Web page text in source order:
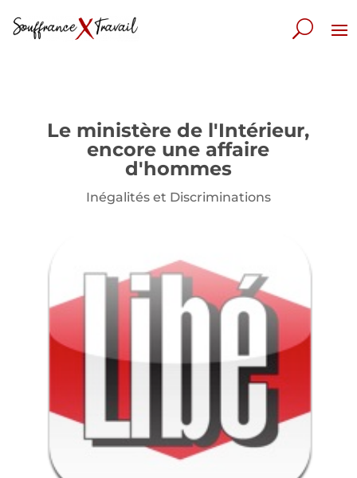
Le ministère de l'Intérieur,
encore une affaire
d'hommes
Inégalités et Discriminations